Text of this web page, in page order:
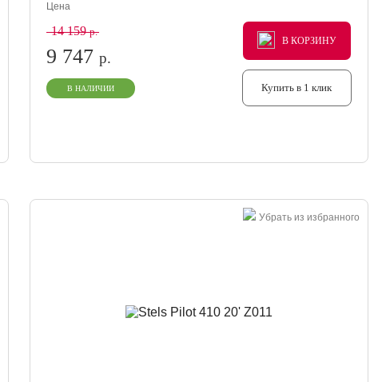
Цена
14 159р.
9 747р.
В НАЛИЧИИ
В КОРЗИНУ
В КОРЗИНУ
В КОРЗИНУ
Купить в 1 клик
Убрать из избранного